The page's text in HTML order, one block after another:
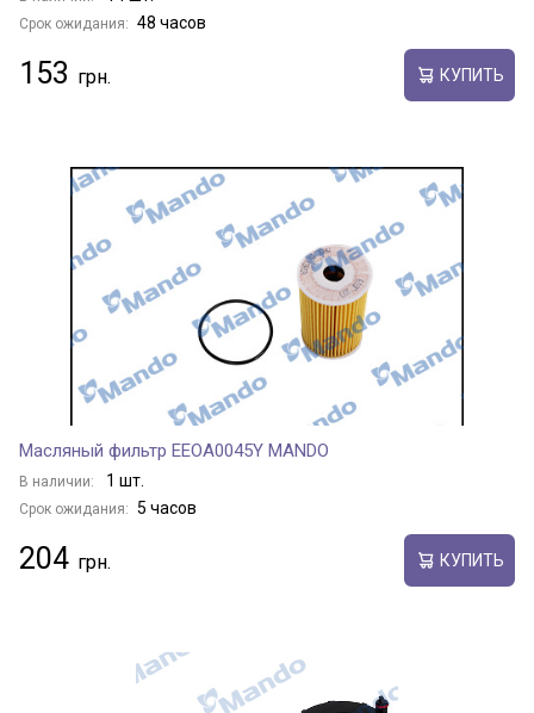
Срок ожидания: 48 часов
153 КУПИТЬ
Масляный фильтр EEOA0045Y MANDO
В наличии: 1 шт.
Срок ожидания: 5 часов
204 КУПИТЬ